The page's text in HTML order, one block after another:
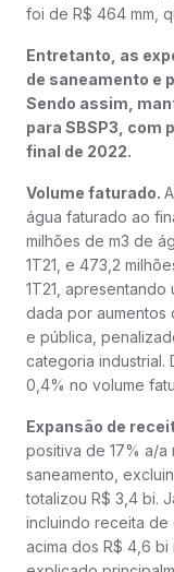
foi de R$ 464 mm,
Entretanto, as
de saneamento e
Sendo assim,
para SBSP3, com
final de 2022.
Volume faturado.
água faturado ao
milhões de m3 de
1T21, e 473,2
1T21,
dada por aumentos
e pública,
categoria industrial.
0,4% no volume
Expansão de
positiva de 17% a/
saneamento,
totalizou R$ 3,4 bi.
incluindo receita de
acima dos R$ 4,6 bi